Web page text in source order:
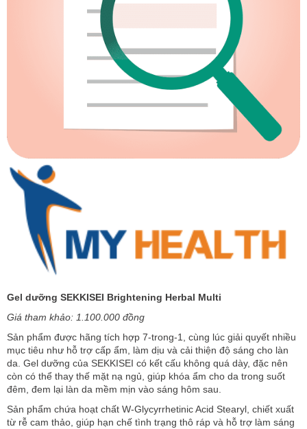
Gel dưỡng SEKKISEI Brightening Herbal Multi
Giá tham khảo: 1.100.000 đồng
Sản phẩm được hãng tích hợp 7-trong-1, cùng lúc giải quyết nhiều
mục tiêu như hỗ trợ cấp ẩm, làm dịu và cải thiện độ sáng cho làn
da. Gel dưỡng của SEKKISEI có kết cấu không quá dày, đặc nên
còn có thể thay thế mặt nạ ngủ, giúp khóa ẩm cho da trong suốt
đêm, đem lại làn da mềm mịn vào sáng hôm sau.
Sản phẩm chứa hoạt chất W-Glycyrrhetinic Acid Stearyl, chiết xuất
từ rễ cam thảo, giúp hạn chế tình trạng thô ráp và hỗ trợ làm sáng